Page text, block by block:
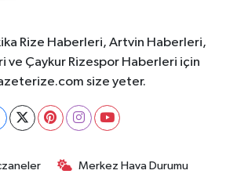
Rize Haberleri, Artvin Haberleri,
ve Çaykur Rizespor Haberleri için
size yeter.
Merkez Hava Durumu